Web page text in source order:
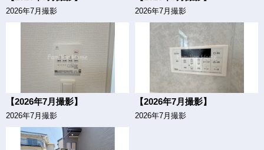
2026年7月撮影 2026年7月撮影
【2026年7月撮影】
2026年7月撮影
【2026年7月撮影】
2026年7月撮影